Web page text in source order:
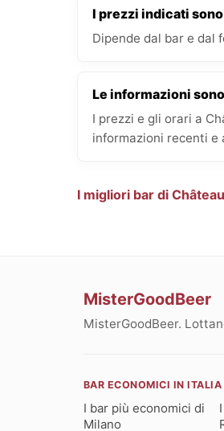
I prezzi indicati
Dipende dal bar e dal
Le informazioni
I prezzi e gli orari a
informazioni recenti e
I migliori bar di
MisterGoodBeer
MisterGoodBeer.
BAR ECONOMICI IN ITALIA
I bar più economici di
Milano